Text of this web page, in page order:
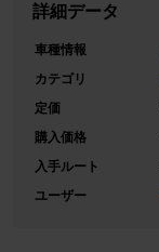
詳細データ
車種情報
カテゴリ
定価
購入価格
入手ルート
ユーザー